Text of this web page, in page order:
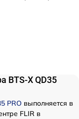
BTS-X QD35
PRO выполняется в
FLIR в